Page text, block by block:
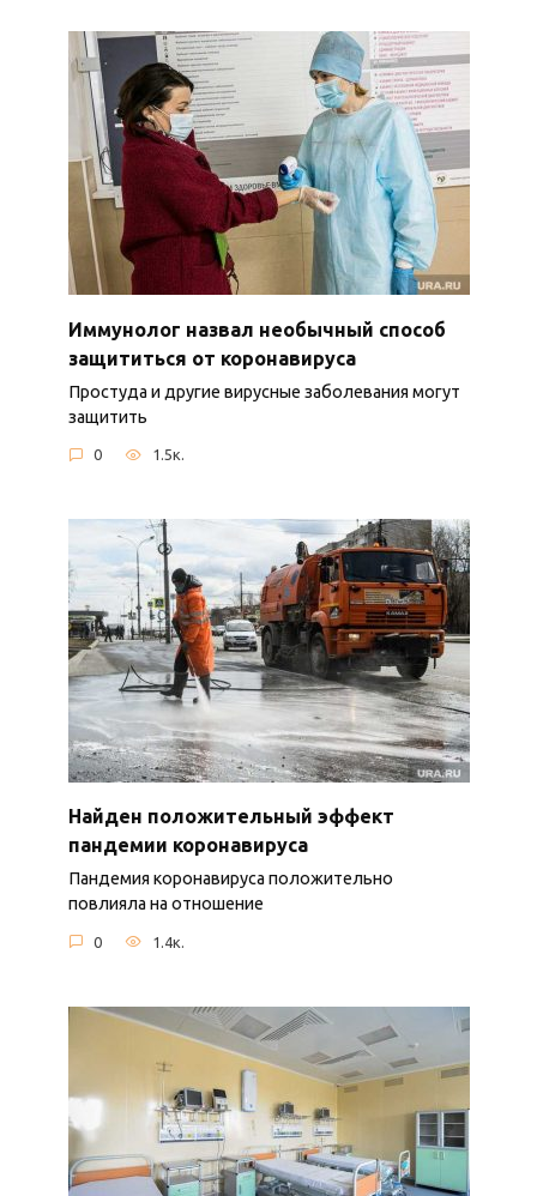
Иммунолог назвал необычный способ
защититься от коронавируса
Простуда и другие вирусные заболевания могут
защитить
0 1.5к.
Найден положительный эффект
пандемии коронавируса
Пандемия коронавируса положительно
повлияла на отношение
0 1.4к.